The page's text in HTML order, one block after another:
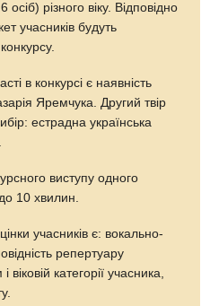
різного віку. Відповідно
учасників будуть
в конкурсі є наявність
Яремчука. Другий твір
естрадна українська
виступу одного
10 хвилин.
учасників є: вокально-
репертуару
категорії учасника,